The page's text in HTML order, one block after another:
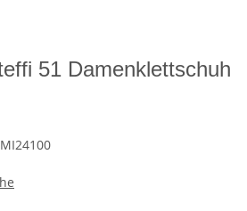
51 Damenklettschuh